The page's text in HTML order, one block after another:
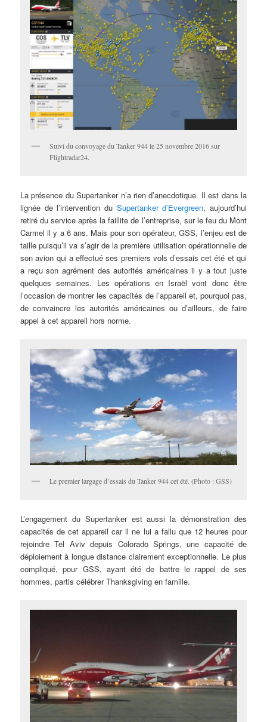
Suivi du convoyage du Tanker 944 le 25 novembre 2016 sur
Flightradar24.
La présence du Supertanker n’a rien d’anecdotique. Il est dans la
lignée de l’intervention du Supertanker d’Evergreen, aujourd’hui
retiré du service après la faillite de l’entreprise, sur le feu du Mont
Carmel il y a 6 ans. Mais pour son opérateur, GSS, l’enjeu est de
taille puisqu’il va s’agir de la première utilisation opérationnelle de
son avion qui a effectué ses premiers vols d’essais cet été et qui
a reçu son agrément des autorités américaines il y a tout juste
quelques semaines. Les opérations en Israël vont donc être
l’occasion de montrer les capacités de l’appareil et, pourquoi pas,
de convaincre les autorités américaines ou d’ailleurs, de faire
appel à cet appareil hors norme.
Le premier largage d’essais du Tanker 944 cet été. (Photo : GSS)
L’engagement du Supertanker est aussi la démonstration des
capacités de cet appareil car il ne lui a fallu que 12 heures pour
rejoindre Tel Aviv depuis Colorado Springs, une capacité de
déploiement à longue distance clairement exceptionnelle. Le plus
compliqué, pour GSS, ayant été de battre le rappel de ses
hommes, partis célébrer Thanksgiving en famille.